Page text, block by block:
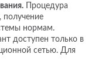
Процедура
получение
нормам.
доступен только в
сетью. Для